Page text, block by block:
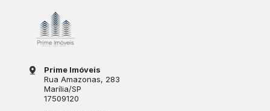
Prime Imóveis
Rua Amazonas, 283
Marília/SP
17509120